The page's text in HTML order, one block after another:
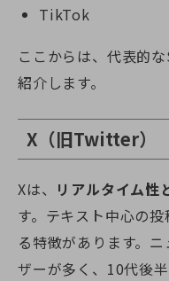
TikTok
ここからは、代表的
紹介します。
X（旧Twitter）
Xは、 リアルタイム性
す。テキスト中心の
る特徴があります。
ザーが多く、10代後